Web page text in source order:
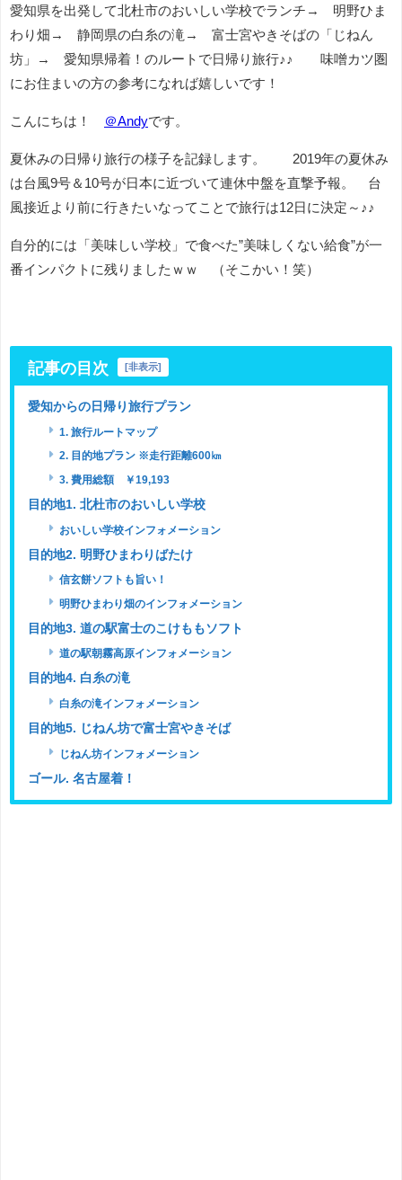
愛知県を出発して北杜市のおいしい学校でランチ→ 明野ひま
わり畑→ 静岡県の白糸の滝→ 富士宮やきそばの「じねん
坊」→ 愛知県帰着！のルートで日帰り旅行♪♪ 味噌カツ圏
にお住まいの方の参考になれば嬉しいです！
こんにちは！ ＠Andyです。
夏休みの日帰り旅行の様子を記録します。 2019年の夏休み
は台風9号＆10号が日本に近づいて連休中盤を直撃予報。 台
風接近より前に行きたいなってことで旅行は12日に決定～♪♪
自分的には「美味しい学校」で食べた”美味しくない給食”が一
番インパクトに残りましたｗｗ （そこかい！笑）
記事の目次 [非表示]
愛知からの日帰り旅行プラン
1. 旅行ルートマップ
2. 目的地プラン ※走行距離600㎞
3. 費用総額 ￥19,193
目的地1. 北杜市のおいしい学校
おいしい学校インフォメーション
目的地2. 明野ひまわりばたけ
信玄餅ソフトも旨い！
明野ひまわり畑のインフォメーション
目的地3. 道の駅富士のこけももソフト
道の駅朝霧高原インフォメーション
目的地4. 白糸の滝
白糸の滝インフォメーション
目的地5. じねん坊で富士宮やきそば
じねん坊インフォメーション
ゴール. 名古屋着！